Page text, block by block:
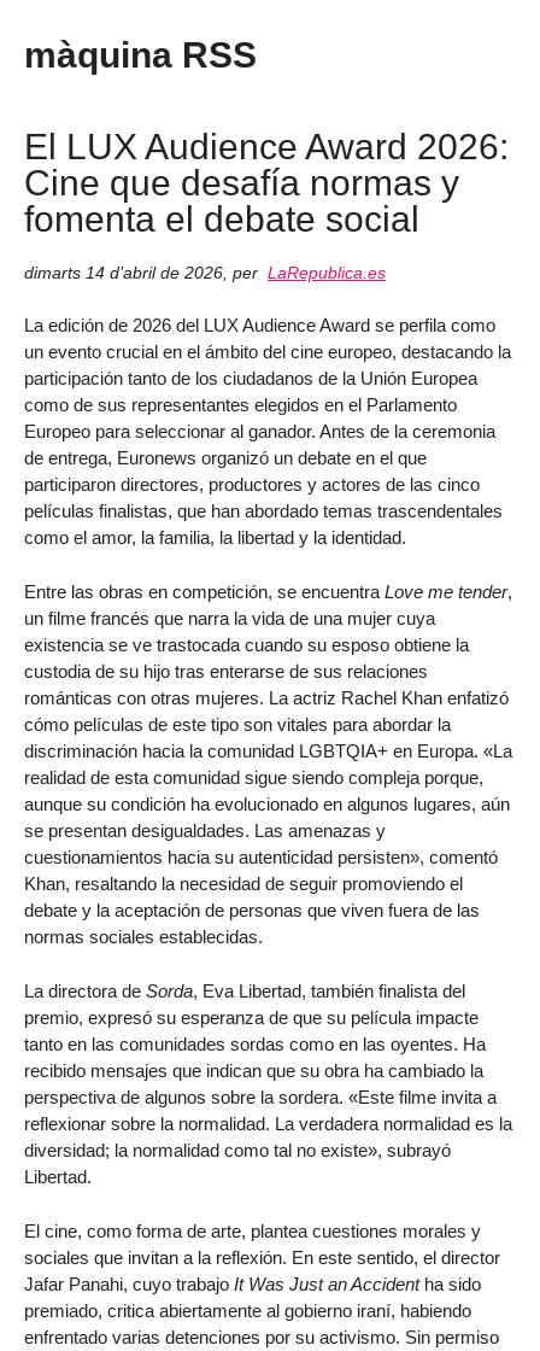
màquina RSS
El LUX Audience Award 2026:
Cine que desafía normas y
fomenta el debate social
dimarts 14 d’abril de 2026 per LaRepublica.es
La edición de 2026 del LUX Audience Award se perfila como
un evento crucial en el ámbito del cine europeo, destacando la
participación tanto de los ciudadanos de la Unión Europea
como de sus representantes elegidos en el Parlamento
Europeo para seleccionar al ganador. Antes de la ceremonia
de entrega, Euronews organizó un debate en el que
participaron directores, productores y actores de las cinco
películas finalistas, que han abordado temas trascendentales
como el amor, la familia, la libertad y la identidad.
Entre las obras en competición, se encuentra Love me tender,
un filme francés que narra la vida de una mujer cuya
existencia se ve trastocada cuando su esposo obtiene la
custodia de su hijo tras enterarse de sus relaciones
románticas con otras mujeres. La actriz Rachel Khan enfatizó
cómo películas de este tipo son vitales para abordar la
discriminación hacia la comunidad LGBTQIA+ en Europa. «La
realidad de esta comunidad sigue siendo compleja porque,
aunque su condición ha evolucionado en algunos lugares, aún
se presentan desigualdades. Las amenazas y
cuestionamientos hacia su autenticidad persisten», comentó
Khan, resaltando la necesidad de seguir promoviendo el
debate y la aceptación de personas que viven fuera de las
normas sociales establecidas.
La directora de Sorda, Eva Libertad, también finalista del
premio, expresó su esperanza de que su película impacte
tanto en las comunidades sordas como en las oyentes. Ha
recibido mensajes que indican que su obra ha cambiado la
perspectiva de algunos sobre la sordera. «Este filme invita a
reflexionar sobre la normalidad. La verdadera normalidad es la
diversidad; la normalidad como tal no existe», subrayó
Libertad.
El cine, como forma de arte, plantea cuestiones morales y
sociales que invitan a la reflexión. En este sentido, el director
Jafar Panahi, cuyo trabajo It Was Just an Accidentha sido
premiado, critica abiertamente al gobierno iraní, habiendo
enfrentado varias detenciones por su activismo. Sin permiso